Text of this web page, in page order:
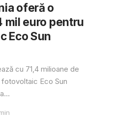
oferă o
mil euro pentru
Eco Sun
cu 71,4 milioane de
Eco Sun
min